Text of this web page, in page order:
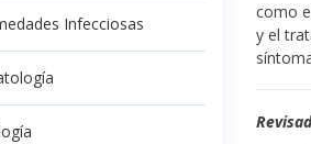
Infecciosas
como
y el